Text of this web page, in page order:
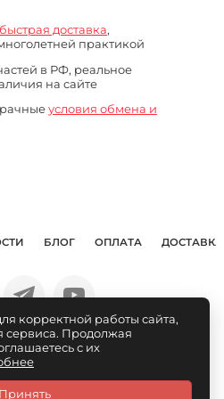
быстрая доставка,
практикой
в РФ, реальное
на сайте
условия обмена и
БЛОГ ОПЛАТА ДОСТАВКА
2012-2026
корректной работы сайта,
сервиса. Продолжая
с их
Принять